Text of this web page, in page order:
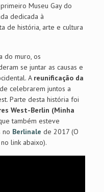
Museu Gay do
dedicada à
de história, arte e cultura
do muro, os
se juntar as causas e
A reunificação da
celebrarem juntos a
Parte desta história foi
West-Berlin (Minha
também esteve
no Berlinale de 2017 (O
link abaixo).